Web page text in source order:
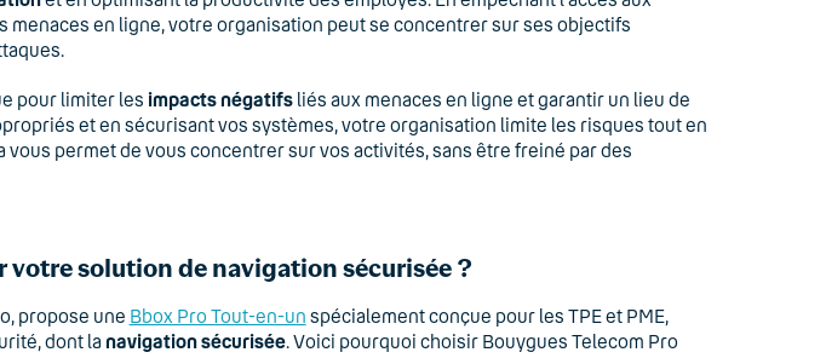
menaces en ligne, votre organisation peut se concentrer sur ses objectifs
pour limiter les impacts négatifsliés aux menaces en ligne et garantir un lieu de
et en sécurisant vos systèmes, votre organisation limite les risques tout en
permet de vous concentrer sur vos activités, sans être freiné par des
votre solution de navigation sécurisée ?
propose une Bbox Pro Tout-en-un spécialement conçue pour les TPE et PME,
dont la navigation sécurisée. Voici pourquoi choisir Bouygues Telecom Pro